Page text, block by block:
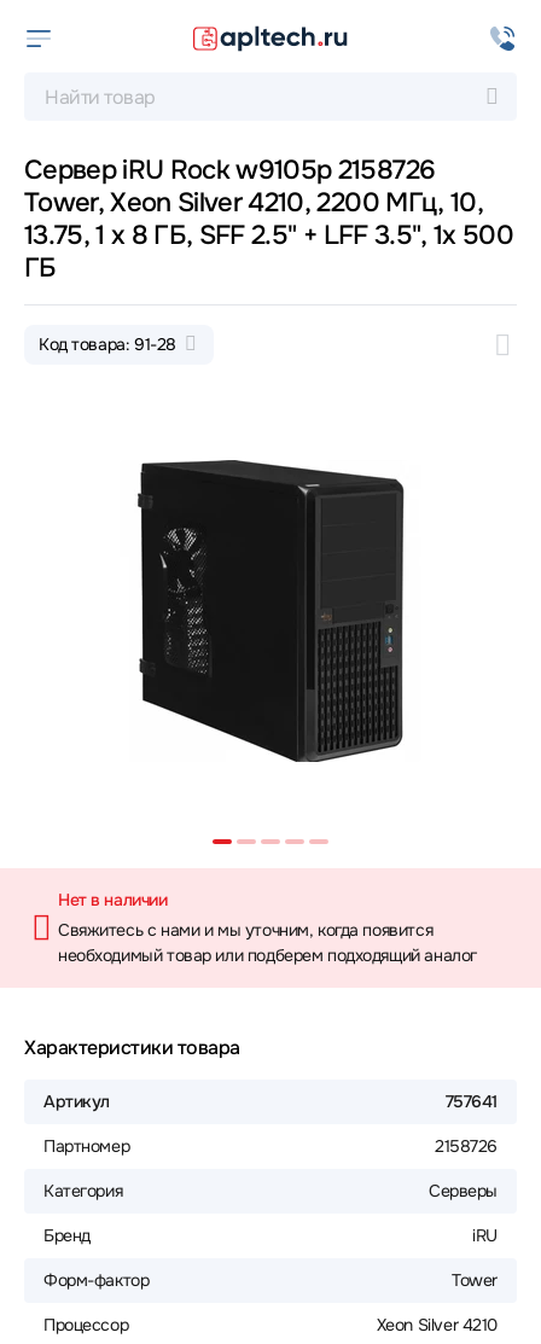
Сервер iRU Rock w9105p 2158726
Tower, Xeon Silver 4210, 2200 МГц, 10,
13.75, 1 x 8 ГБ, SFF 2.5" + LFF 3.5", 1x 500
ГБ
Код товара: 91-28
Нет в наличии
Свяжитесь с нами и мы уточним, когда появится
необходимый товар или подберем подходящий аналог
Характеристики товара
Артикул 757641
Партномер 2158726
Категория Серверы
Бренд iRU
Форм-фактор Tower
Процессор Xeon Silver 4210